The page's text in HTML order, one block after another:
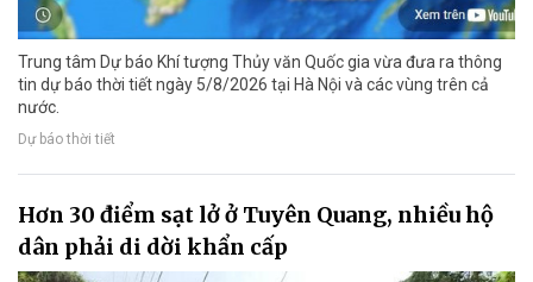
Trung tâm Dự báo Khí tượng Thủy văn Quốc gia vừa đưa ra thông
tin dự báo thời tiết ngày 5/8/2026 tại Hà Nội và các vùng trên cả
nước.
Dự báo thời tiết
Hơn 30 điểm sạt lở ở Tuyên Quang, nhiều hộ
dân phải di dời khẩn cấp